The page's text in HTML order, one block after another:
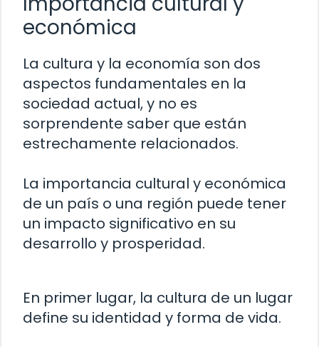
económica
La cultura y la economía son dos
aspectos fundamentales en la
sociedad actual, y no es
sorprendente saber que están
estrechamente relacionados.
La importancia cultural y económica
de un país o una región puede tener
un impacto significativo en su
desarrollo y prosperidad.
En primer lugar, la cultura de un lugar
define su identidad y forma de vida.